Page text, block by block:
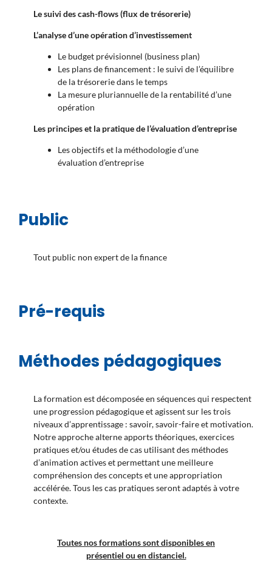
Le suivi des cash-flows (flux de trésorerie)
L’analyse d’une opération d’investissement
Le budget prévisionnel (business plan)
Les plans de financement : le suivi de l’équilibre
de la trésorerie dans le temps
La mesure pluriannuelle de la rentabilité d’une
opération
Les principes et la pratique de l’évaluation d’entreprise
Les objectifs et la méthodologie d’une
évaluation d’entreprise
Public
Tout public non expert de la finance
Pré-requis
Méthodes pédagogiques
La formation est décomposée en séquences qui respectent
une progression pédagogique et agissent sur les trois
niveaux d’apprentissage : savoir, savoir-faire et motivation.
Notre approche alterne apports théoriques, exercices
pratiques et/ou études de cas utilisant des méthodes
d’animation actives et permettant une meilleure
compréhension des concepts et une appropriation
accélérée. Tous les cas pratiques seront adaptés à votre
contexte.
Toutes nos formations sont disponibles en
présentiel ou en distanciel.